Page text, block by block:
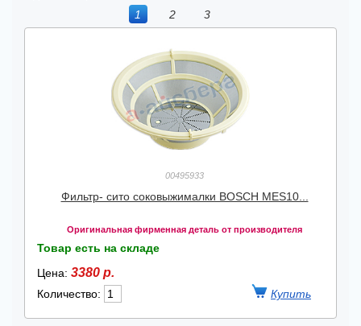
1
2 3
00495933
Фильтр- сито соковыжималки BOSCH MES10...
Оригинальная фирменная деталь от производителя
Товар есть на складе
Цена: 3380 р.
Количество: